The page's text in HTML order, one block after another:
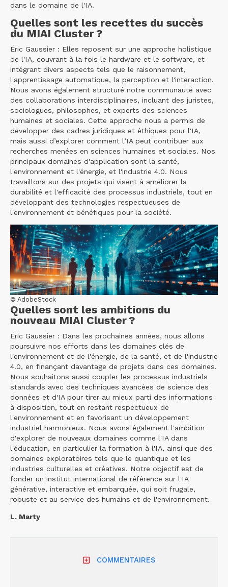
dans le domaine de l'IA.
Quelles sont les recettes du succès
du MIAI Cluster ?
Éric Gaussier : Elles reposent sur une approche holistique
de l'IA, couvrant à la fois le hardware et le software, et
intégrant divers aspects tels que le raisonnement,
l'apprentissage automatique, la perception et l'interaction.
Nous avons également structuré notre communauté avec
des collaborations interdisciplinaires, incluant des juristes,
sociologues, philosophes, et experts des sciences
humaines et sociales. Cette approche nous a permis de
développer des cadres juridiques et éthiques pour l'IA,
mais aussi d’explorer comment l’IA peut contribuer aux
recherches menées en sciences humaines et sociales. Nos
principaux domaines d'application sont la santé,
l'environnement et l'énergie, et l'industrie 4.0. Nous
travaillons sur des projets qui visent à améliorer la
durabilité et l'efficacité des processus industriels, tout en
développant des technologies respectueuses de
l'environnement et bénéfiques pour la société.
© AdobeStock
Quelles sont les ambitions du
nouveau MIAI Cluster ?
Éric Gaussier : Dans les prochaines années, nous allons
poursuivre nos efforts dans les domaines clés de
l'environnement et de l'énergie, de la santé, et de l'industrie
4.0, en finançant davantage de projets dans ces domaines.
Nous souhaitons aussi coupler les processus industriels
standards avec des techniques avancées de science des
données et d'IA pour tirer au mieux parti des informations
à disposition, tout en restant respectueux de
l'environnement et en favorisant un développement
industriel harmonieux. Nous avons également l'ambition
d'explorer de nouveaux domaines comme l'IA dans
l'éducation, en particulier la formation à l'IA, ainsi que des
domaines exploratoires tels que le quantique et les
industries culturelles et créatives. Notre objectif est de
fonder un institut international de référence sur l'IA
générative, interactive et embarquée, qui soit frugale,
robuste et au service des humains et de l'environnement.
L. Marty
COMMENTAIRES